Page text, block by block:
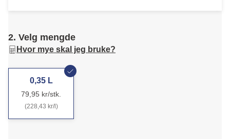
2. Velg mengde
Hvor mye skal jeg bruke?
0,35 L
79,95 kr/stk.
(228,43 kr/l)